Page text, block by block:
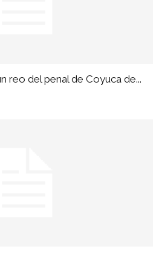
reo del penal de Coyuca de...